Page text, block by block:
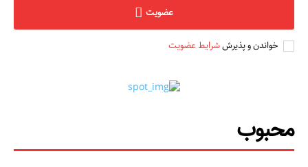
عضویت
خواندن و پذیرششرایط عضویت
محبوب